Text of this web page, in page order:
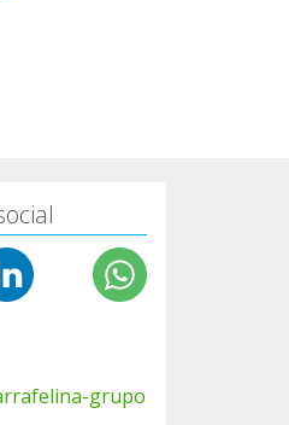
grupo